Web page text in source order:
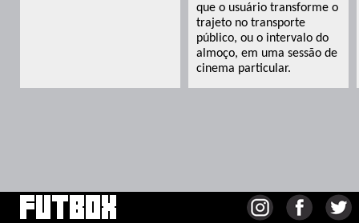
que o usuário transforme o
trajeto no transporte
público, ou o intervalo do
almoço, em uma sessão de
cinema particular.